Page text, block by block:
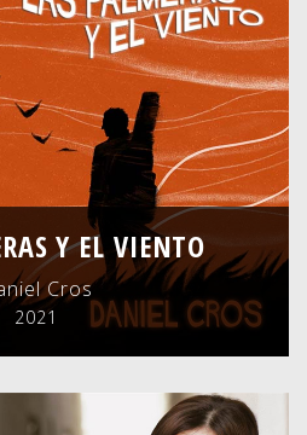
Y EL VIENTO
Cros
2021